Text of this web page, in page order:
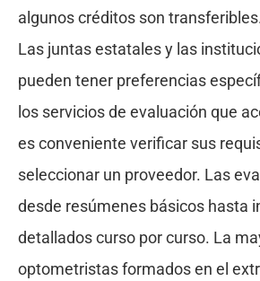
algunos créditos son
Las juntas estatales y las
pueden tener preferencias
los servicios de evaluación que
es conveniente verificar sus
seleccionar un proveedor. Las
desde resúmenes básicos hasta
detallados curso por curso. La
optometristas formados en el